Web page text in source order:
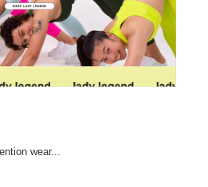
wear...